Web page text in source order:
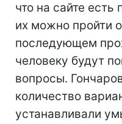
что на сайте
их можно пройти
последующем
человеку будут
вопросы.
количество
устанавливали